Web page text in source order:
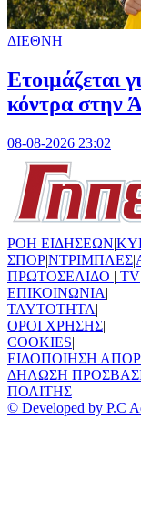
ΔΙΕΘΝΗ
Ετοιμάζεται
κόντρα στην
08-08-2026 23:02
ΡΟΗ ΕΙΔΗΣΕΩΝ|
ΣΠΟΡ|ΝΤΡΙΜΠΛΕΣ|
ΠΡΩΤΟΣΕΛΙΔΟ | TV
ΕΠΙΚΟΙΝΩΝΙΑ|
TAYTOTHTA|
ΟΡΟΙ ΧΡΗΣΗΣ|
COOKIES|
ΕΙΔΟΠΟΙΗΣΗ
ΔΗΛΩΣΗ
ΠΟΛΙΤΗΣ
© Developed by P.C